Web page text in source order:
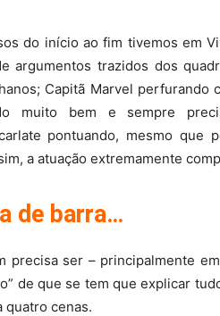
do início ao fim tivemos em
argumentos trazidos dos
Capitã Marvel perfurando
muito bem e sempre
pontuando, mesmo que
a atuação extremamente
de barra…
precisa ser – principalmente
de que se tem que explicar
quatro cenas.